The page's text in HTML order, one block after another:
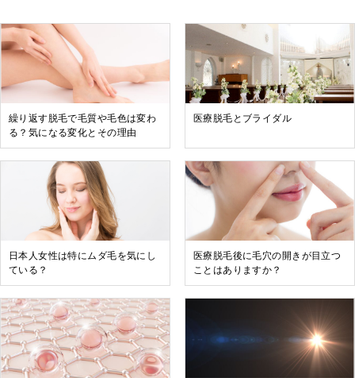
繰り返す脱毛で毛質や毛色は変わ
る？気になる変化とその理由
医療脱毛とブライダル
日本人女性は特にムダ毛を気にし
ている？
医療脱毛後に毛穴の開きが目立つ
ことはありますか？